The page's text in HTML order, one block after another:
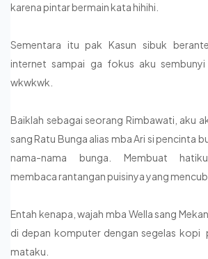
karena pintar bermain kata hihihi.
Sementara itu pak Kasun sibuk
internet sampai ga fokus aku
wkwkwk.
Baiklah sebagai seorang Rimbawati, aku
sang Ratu Bunga alias mba Ari si pencinta
nama-nama bunga. Membuat
membaca rantangan puisinya yang
Entah kenapa, wajah mba Wella sang
di depan komputer dengan segelas kopi
mataku.